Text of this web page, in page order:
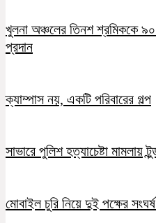
খুলনা অঞ্চলের তিনশ শ্রমিককে
প্রদান
ক্যাম্পাস নয়, একটি পরিবারের গল্প
সাভারে পুলিশ হত্যাচেষ্টা মামলায়
মোবাইল চুরি নিয়ে দুই পক্ষের